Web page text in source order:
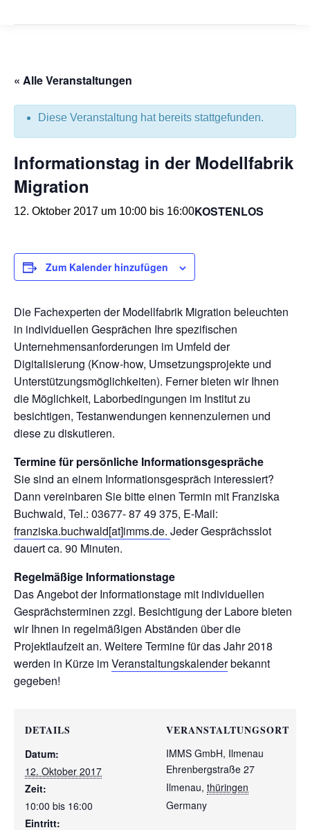
« Alle Veranstaltungen
Diese Veranstaltung hat bereits stattgefunden.
Informationstag in der Modellfabrik
Migration
12. Oktober 2017 um 10:00 bis 16:00KOSTENLOS
Die Fachexperten der Modellfabrik Migration beleuchten
in individuellen Gesprächen Ihre spezifischen
Unternehmensanforderungen im Umfeld der
Digitalisierung (Know-how, Umsetzungsprojekte und
Unterstützungsmöglichkeiten). Ferner bieten wir Ihnen
die Möglichkeit, Laborbedingungen im Institut zu
besichtigen, Testanwendungen kennenzulernen und
diese zu diskutieren.
Termine für persönliche Informationsgespräche
Sie sind an einem Informationsgespräch interessiert?
Dann vereinbaren Sie bitte einen Termin mit Franziska
Buchwald, Tel.: 03677- 87 49 375, E-Mail:
franziska.buchwald[at]imms.de. Jeder Gesprächsslot
dauert ca. 90 Minuten.
Regelmäßige Informationstage
Das Angebot der Informationstage mit individuellen
Gesprächsterminen zzgl. Besichtigung der Labore bieten
wir Ihnen in regelmäßigen Abständen über die
Projektlaufzeit an. Weitere Termine für das Jahr 2018
werden in Kürze imVeranstaltungskalenderbekannt
gegeben!
Zum Kalender hinzufügen
DETAILS
Datum:
12. Oktober 2017
Zeit:
10:00 bis 16:00
Eintritt:
VERANSTALTUNGSORT
IMMS GmbH, Ilmenau
Ehrenbergstraße 27
Ilmenau, thüringen
Germany